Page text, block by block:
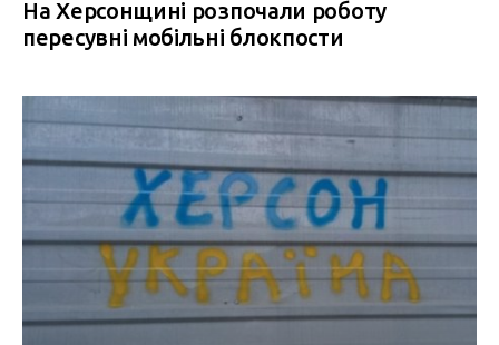
На Херсонщині розпочали роботу
пересувні мобільні блокпости